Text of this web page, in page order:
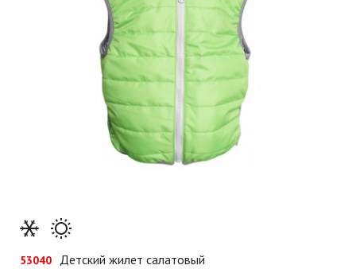
53040 Детский жилет салатовый